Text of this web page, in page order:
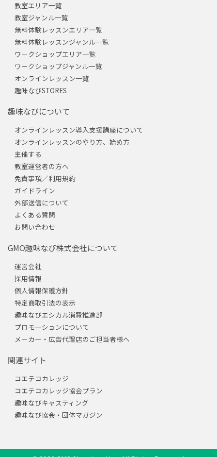
教室エリア一覧
教室ジャンル一覧
無料体験レッスンエリア一覧
無料体験レッスンジャンル一覧
ワークショップエリア一覧
ワークショップジャンル一覧
オンラインレッスン一覧
趣味なびSTORES
趣味なびについて
オンラインレッスン導入支援講座について
オンラインレッスンのやり方、始め方
主催する
教室運営者の方へ
免責事項／利用規約
ガイドライン
外部送信について
よくある質問
お問い合わせ
GMO趣味なび株式会社について
運営会社
採用情報
個人情報保護方針
特定商取引法の表示
趣味なびエシカル消費推進部
プロモーションについて
メーカー・広告代理店のご担当者様へ
関連サイト
コエテコカレッジ
コエテコカレッジ協会プラン
趣味なびキャスティング
趣味なび協会・団体マガジン